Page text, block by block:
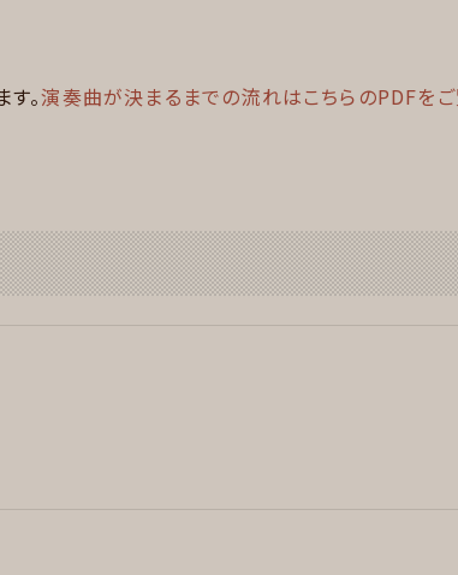
。演奏曲が決まるまでの流れはこちらのPDFをご
ベース , ピアノ/キーボード